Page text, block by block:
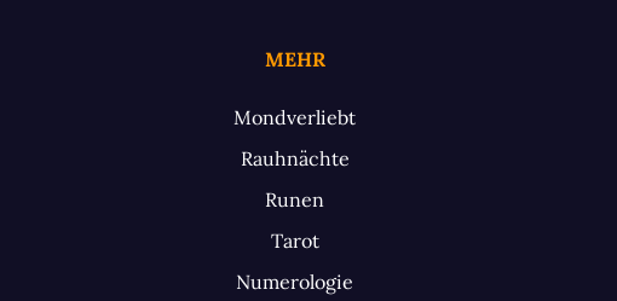
MEHR
Mondverliebt
Rauhnächte
Runen
Tarot
Numerologie